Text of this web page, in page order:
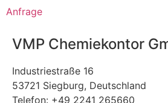
Anfrage
VMP Chemiekontor
Industriestraße 16
53721 Siegburg, Deutschland
Telefon: +49 2241 265660